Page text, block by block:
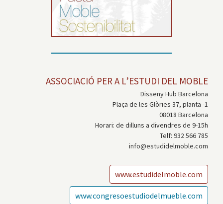
ASSOCIACIÓ PER A L’ESTUDI DEL MOBLE
Disseny Hub Barcelona
Plaça de les Glòries 37, planta -1
08018 Barcelona
Horari: de dilluns a divendres de 9-15h
Telf: 932 566 785
info@estudidelmoble.com
www.estudidelmoble.com
www.congresoestudiodelmueble.com